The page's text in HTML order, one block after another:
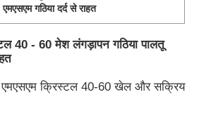
एमएसएम गठिया दर्द से राहत
40 - 60 मेश लंगड़ापन गठिया पालतू
एमएसएम क्रिस्टल 40-60 खेल और सक्रिय